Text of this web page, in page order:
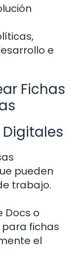
e
Fichas
pueden
trabajo.
Docs o
fichas
el